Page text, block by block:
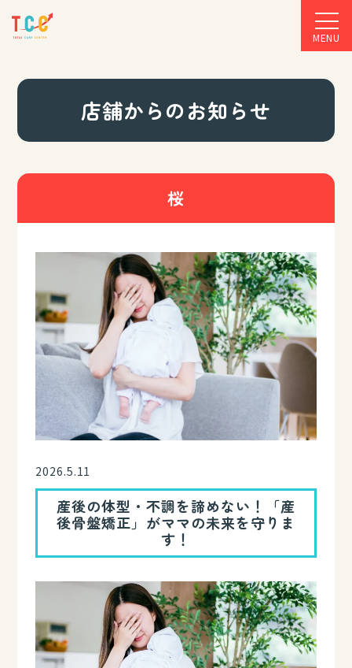
MENU
店舗からのお知らせ
桜
2026.5.11
産後の体型・不調を諦めない！「産
後骨盤矯正」がママの未来を守りま
す！